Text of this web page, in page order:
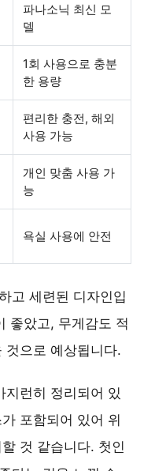
파나소닉 최신 모
델
1회 사용으로 충분
한 용량
편리한 충전, 해외
사용 가능
개인 맞춤 사용 가
능
욕실 사용에 안전
고 세련된 디자인입
좋았고, 무게감도 적
것으로 예상됩니다.
지런히 정리되어 있
포함되어 있어 위
것 같습니다. 첫인